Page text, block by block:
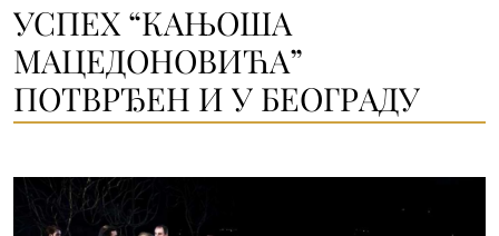
УСПЕХ “КAЊОШA
МAЦЕДОНОВИЋA”
ПОТВРЂЕН И У БЕОГРAДУ